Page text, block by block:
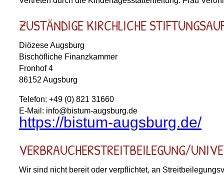
ZUSTÄNDIGE KIRCHLICHE
Diözese Augsburg
Bischöfliche Finanzkammer
Fronhof 4
86152 Augsburg
Telefon: +49 (0) 821 31660
E-Mail: info@bistum-augsburg.de
https://bistum-augsburg.de/
VERBRAUCHER­STREIT­BEILEGUNG/
Wir sind nicht bereit oder verpflichtet, an